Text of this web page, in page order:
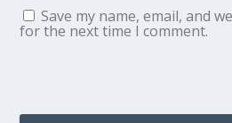
Save my name, email, and
for the next time I comment.